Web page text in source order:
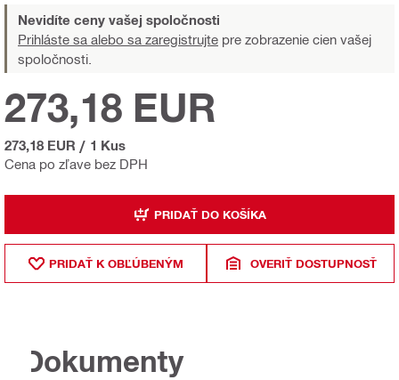
Nevidíte ceny vašej spoločnosti
Prihláste sa alebo sa zaregistrujte pre zobrazenie cien vašej
spoločnosti.
Cena po zľave bez DPH
273,18 EUR
273,18 EUR / 1 Kus
PRIDAŤ DO KOŠÍKA
PRIDAŤ K OBĽÚBENÝM OVERIŤ DOSTUPNOSŤ
Dokumenty